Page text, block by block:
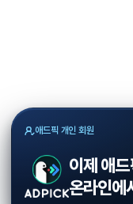
애드픽 개인 회원
이제 애
온라인에